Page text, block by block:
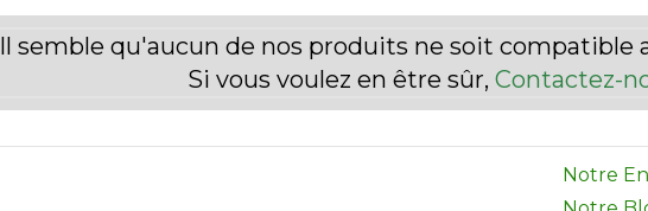
Il semble qu'aucun de nos produits ne soit compatible
Si vous voulez en être sûr,Contactez-
Notre